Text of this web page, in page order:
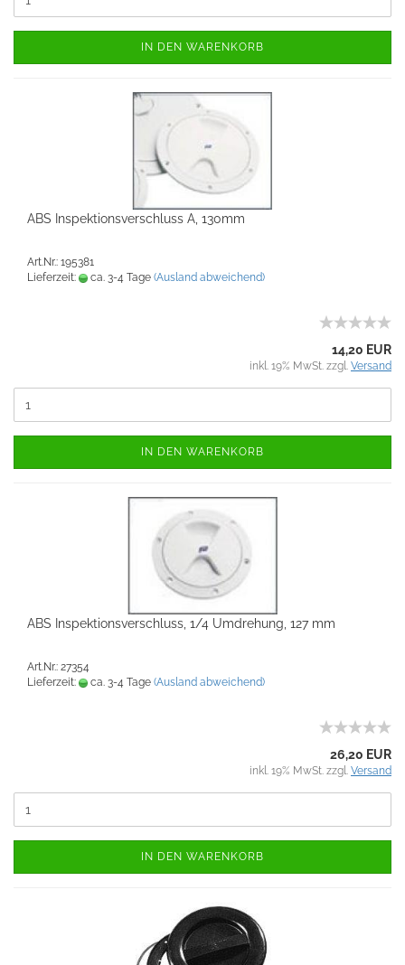
IN DEN WARENKORB
ABS Inspektionsverschluss A, 130mm
Art.Nr.: 195381
Lieferzeit:
ca. 3-4 Tage (Ausland abweichend)
14,20 EUR
inkl. 19% MwSt. zzgl. Versand
IN DEN WARENKORB
ABS Inspektionsverschluss, 1/4 Umdrehung, 127 mm
Art.Nr.: 27354
Lieferzeit:
ca. 3-4 Tage (Ausland abweichend)
26,20 EUR
inkl. 19% MwSt. zzgl. Versand
IN DEN WARENKORB